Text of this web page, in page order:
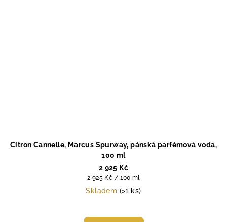
Citron Cannelle, Marcus Spurway, pánská parfémová voda,
100 ml
2 925 Kč
Měrná
cena:
2 925 Kč / 100 ml
Skladem (>1 ks)
hodnocení